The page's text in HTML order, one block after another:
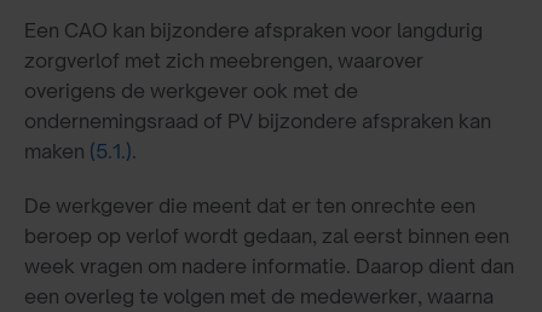
Een CAO kan bijzondere afspraken voor langdurig
zorgverlof met zich meebrengen, waarover
overigens de werkgever ook met de
ondernemingsraad of PV bijzondere afspraken kan
maken (5.1.).
De werkgever die meent dat er ten onrechte een
beroep op verlof wordt gedaan, zal eerst binnen een
week vragen om nadere informatie. Daarop dient dan
een overleg te volgen met de medewerker, waarna